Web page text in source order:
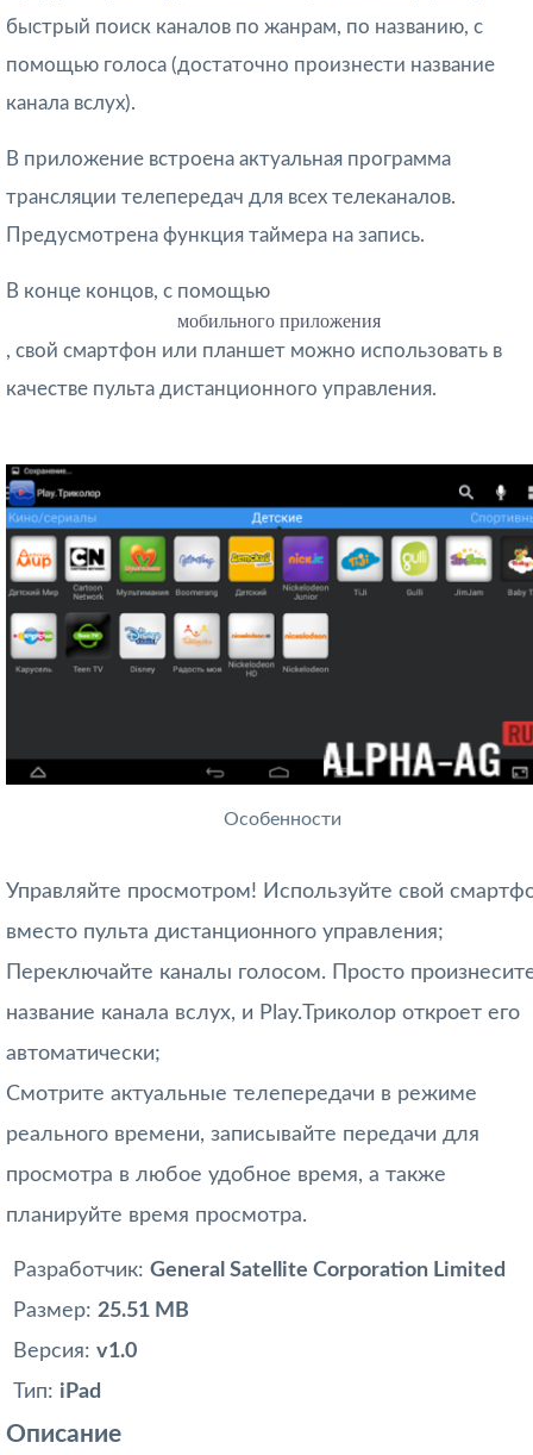
быстрый поиск каналов по жанрам, по названию, с
помощью голоса (достаточно произнести название
канала вслух).
В приложение встроена актуальная программа
трансляции телепередач для всех телеканалов.
Предусмотрена функция таймера на запись.
В конце концов, с помощью
мобильного приложения
, свой смартфон или планшет можно использовать в
качестве пульта дистанционного управления.
Особенности
Управляйте просмотром! Используйте свой
вместо пульта дистанционного управления;
Переключайте каналы голосом. Просто
название канала вслух, и Play.Триколор откроет его
автоматически;
Смотрите актуальные телепередачи в режиме
реального времени, записывайте передачи для
просмотра в любое удобное время, а также
планируйте время просмотра.
Разработчик: General Satellite Corporation Limited
Размер: 25.51 MB
Версия: v1.0
Тип: iPad
Описание